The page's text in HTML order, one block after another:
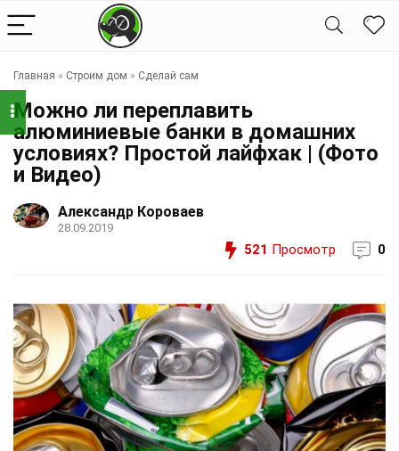
Главная » Строим дом » Сделай сам
Можно ли переплавить
алюминиевые банки в домашних
условиях? Простой лайфхак | (Фото
и Видео)
Александр Короваев
28.09.2019
521 Просмотр 0